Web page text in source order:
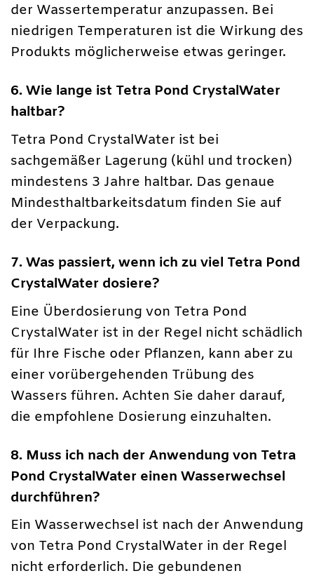
der Wassertemperatur anzupassen. Bei
niedrigen Temperaturen ist die Wirkung des
Produkts möglicherweise etwas geringer.
6. Wie lange ist Tetra Pond CrystalWater
haltbar?
Tetra Pond CrystalWater ist bei
sachgemäßer Lagerung (kühl und trocken)
mindestens 3 Jahre haltbar. Das genaue
Mindesthaltbarkeitsdatum finden Sie auf
der Verpackung.
7. Was passiert, wenn ich zu viel Tetra Pond
CrystalWater dosiere?
Eine Überdosierung von Tetra Pond
CrystalWater ist in der Regel nicht schädlich
für Ihre Fische oder Pflanzen, kann aber zu
einer vorübergehenden Trübung des
Wassers führen. Achten Sie daher darauf,
die empfohlene Dosierung einzuhalten.
8. Muss ich nach der Anwendung von Tetra
Pond CrystalWater einen Wasserwechsel
durchführen?
Ein Wasserwechsel ist nach der Anwendung
von Tetra Pond CrystalWater in der Regel
nicht erforderlich. Die gebundenen